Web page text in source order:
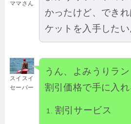
ママさん
かったけど、でき
ケットを入手したい
スイスイ
セーバー
うん、よみうりラ
割引価格で手に入れ
割引サービス